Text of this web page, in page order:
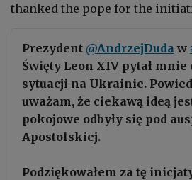
thanked the pope for the
Prezydent @AndrzejDuda w
Święty Leon XIV pytał mnie
sytuacji na Ukrainie.
uważam, że ciekawą ideą
pokojowe odbyły się pod
Apostolskiej.
Podziękowałem za tę